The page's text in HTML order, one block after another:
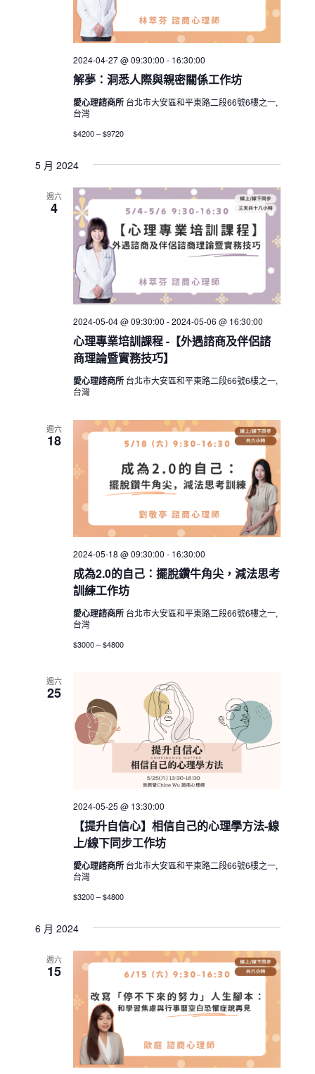
解夢：洞悉人際與親密關係工作坊
2024-04-27 @ 09:30:00 - 16:30:00
愛心理諮商所 台北市大安區和平東路二段66號6樓之一,
台灣
$4200 – $9720
5 月 2024
週六
4
心理專業培訓課程 -【外遇諮商及伴侶諮
商理論暨實務技巧】
2024-05-04 @ 09:30:00 -2024-05-06 @ 16:30:00
愛心理諮商所 台北市大安區和平東路二段66號6樓之一,
台灣
週六
18
成為2.0的自己：擺脫鑽牛角尖，減法思考
訓練工作坊
2024-05-18 @ 09:30:00 - 16:30:00
愛心理諮商所 台北市大安區和平東路二段66號6樓之一,
台灣
$3000 – $4800
週六
25
【提升自信心】相信自己的心理學方法-線
上/線下同步工作坊
2024-05-25 @ 13:30:00
愛心理諮商所 台北市大安區和平東路二段66號6樓之一,
台灣
$3200 – $4800
6 月 2024
週六
15